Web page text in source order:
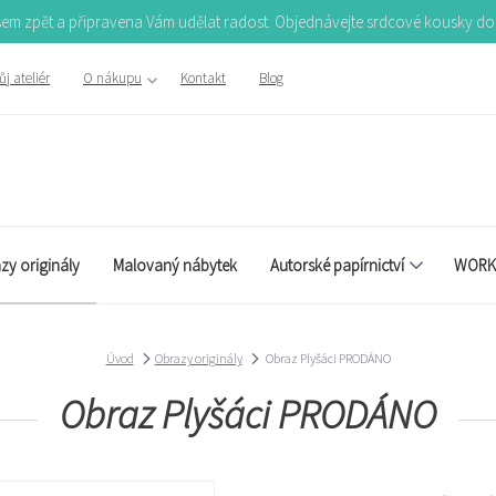
zpět a připravena Vám udělat radost. Objednávejte srdcové kousky do
ateliér O nákupu Kontakt Blog
originály Malovaný nábytek Autorské papírnictví
Úvod Obrazy originály Obraz Plyšáci PRODÁNO
Obraz Plyšáci PRODÁNO